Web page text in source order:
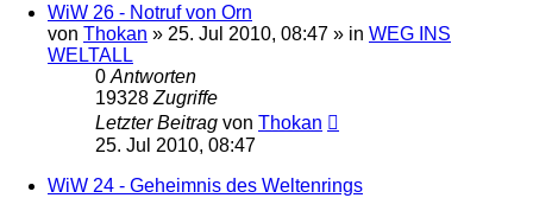
WiW 26 - Notruf von Orn
von Thokan » 25. Jul 2010, 08:47 » in WEG INS
WELTALL
0 Antworten
19328 Zugriffe
Letzter Beitrag von Thokan
25. Jul 2010, 08:47
WiW 24 - Geheimnis des Weltenrings